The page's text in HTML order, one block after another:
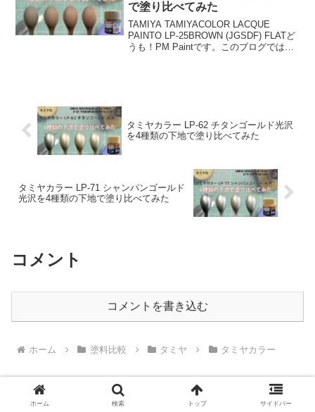
で塗り比べてみた
TAMIYA TAMIYACOLOR LACQUE
PAINTO LP-25BROWN (JGSDF) FLATど
うも！PM Paintです。このブログでは、
タミヤカラー LP-62 チタンゴールド光沢
を4種類の下地で塗り比べてみた
タミヤカラー LP-71 シャンパンゴールド
光沢を4種類の下地で塗り比べてみた
コメント
コメントを書き込む
ホーム 塗料比較 タミヤ タミヤカラー
ホーム 検索 トップ サイドバー